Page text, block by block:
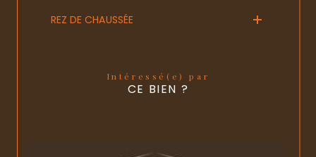
REZ DE CHAUSSÉE
Intéressé(e) par
CE BIEN ?